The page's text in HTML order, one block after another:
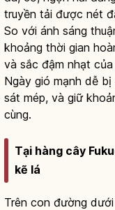
truyền tải được nét
So với ánh sáng
khoảng thời gian
và sắc đậm nhạt
Ngày gió mạnh dễ
sát mép, và giữ
cùng.
Tại hàng cây
kẽ lá
Trên con đường